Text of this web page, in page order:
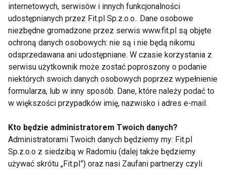
pracy i na drodze. Regularne picie kawy zmniejsza
ogólną śmiertelność o 10%.
Z uwagi na te liczne prozdrowotne właściwości,
warto rozważyć włączenie umiarkowanych ilości
kawy do codziennej diety. Zalecana ilość to od 3 do 5
filiżanek dziennie, co jest bezpieczne i przynosi
liczne korzyści zdrowotne.
DIETA KAWA
internetowych, serwisów i innych funkcjonalności
udostępnianych przez Fit.pl Sp.z.o.o.. Dane osobowe
niezbędne gromadzone przez serwis www.fit.pl są objęte
ochroną danych osobowych: nie są i nie będą nikomu
odsprzedawana ani udostępniane. W czasie korzystania z
serwisu użytkownik może zostać poproszony o podanie
niektórych swoich danych osobowych poprzez wypełnienie
formularza, lub w inny sposób. Dane, które należy podać to
w większości przypadków imię, nazwisko i adres e-mail.
Kto będzie administratorem Twoich danych?
Administratorami Twoich danych będziemy my: Fit.pl
Sp.z.o.o z siedzibą w Radomiu (dalej także będziemy
używać skrótu „Fit.pl”) oraz nasi Zaufani partnerzy czyli